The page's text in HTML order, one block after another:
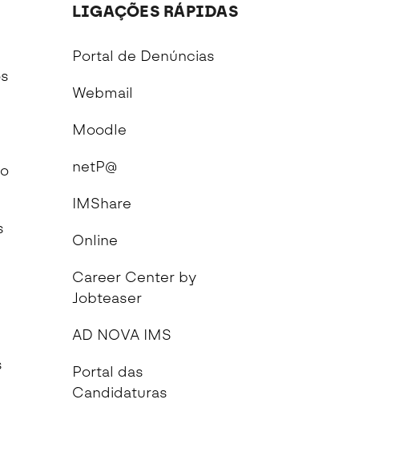
LIGAÇÕES RÁPIDAS
Portal de Denúncias
Webmail
Moodle
netP@
IMShare
Online
Career Center by
Jobteaser
AD NOVA IMS
Portal das
Candidaturas